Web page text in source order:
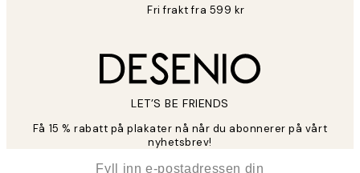
Fri frakt fra 599 kr
LET’S BE FRIENDS
Få 15 % rabatt på plakater nå når du abonnerer på vårt
nyhetsbrev!